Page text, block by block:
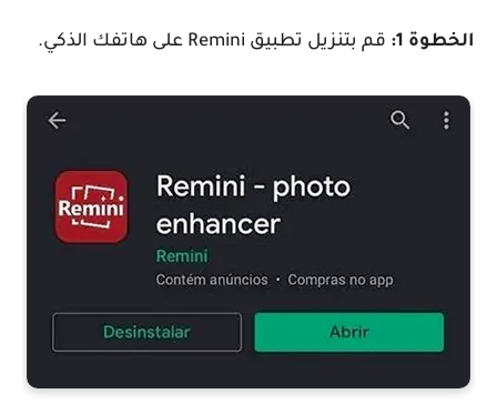
الخطوة 1: قم بتنزيل تطبيق Remini على هاتفك الذكي.